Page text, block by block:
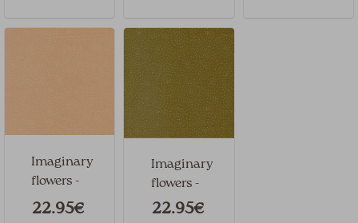
Imaginary
flowers -
Ref. 48376-
22.95€
Imaginary
flowers -
Ref. 48376-
22.95€